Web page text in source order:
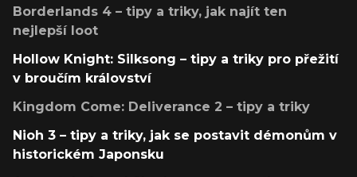
Borderlands 4 – tipy a triky, jak najít ten
nejlepší loot
Hollow Knight: Silksong – tipy a triky pro přežití
v broučím království
Kingdom Come: Deliverance 2 – tipy a triky
Nioh 3 – tipy a triky, jak se postavit démonům v
historickém Japonsku